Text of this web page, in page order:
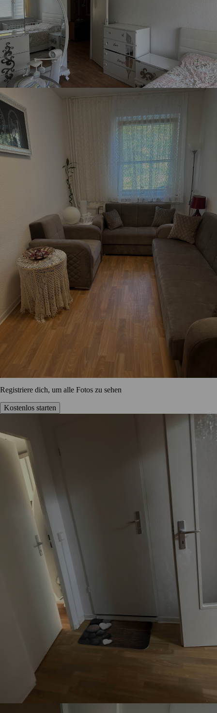
Registriere dich, um alle Fotos zu sehen
Kostenlos starten